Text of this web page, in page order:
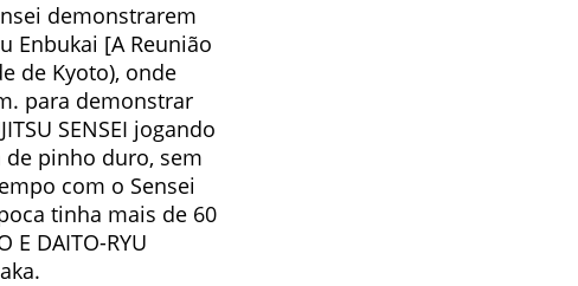
demonstrarem
Enbukai [A Reunião
de Kyoto), onde
para demonstrar
SENSEI jogando
pinho duro, sem
com o Sensei
tinha mais de 60
E DAITO-RYU